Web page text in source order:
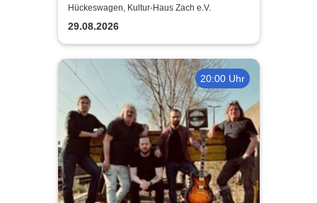
Klassik 2026
Hückeswagen, Kultur-Haus Zach e.V.
29.08.2026
20:00 Uhr